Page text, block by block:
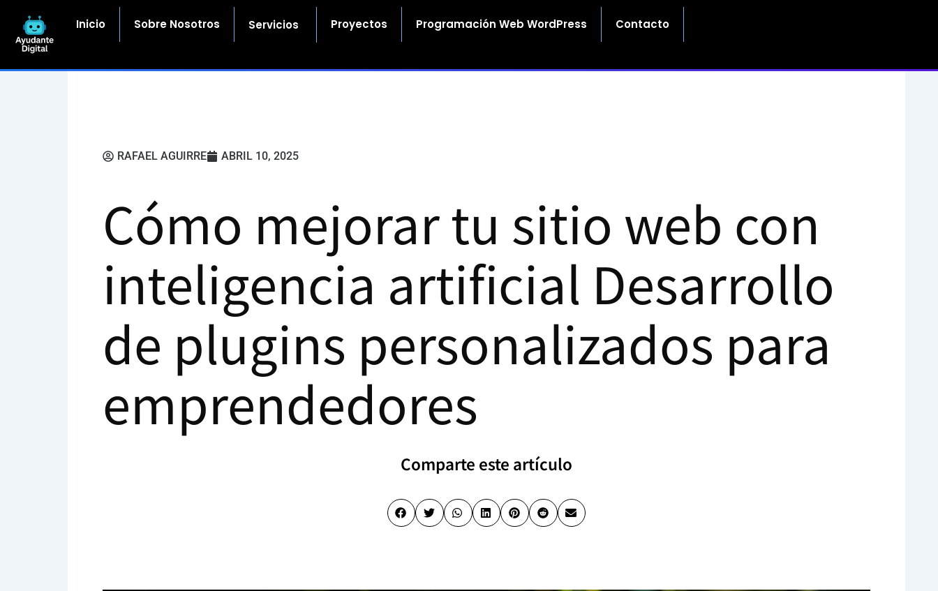
contenido
Inicio Sobre Nosotros Servicios Proyectos Programación Web WordPress Contacto
RAFAEL AGUIRRE ABRIL 10, 2025
Cómo mejorar tu sitio web con
inteligencia artificial Desarrollo
de plugins personalizados para
emprendedores
Comparte este artículo